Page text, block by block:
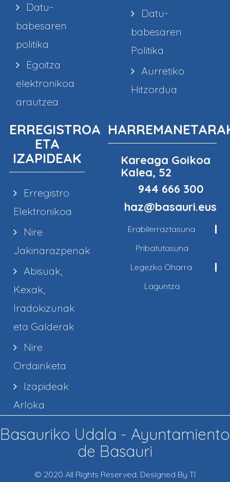
Datu-
babesaren
politika
Egoitza
elektronikoa
arautzea
Datu-
babesaren
Politika
Aurretiko
Hitzordua
ERREGISTROA
ETA
IZAPIDEAK
Erregistro
Elektronikoa
Nire
Jakinarazpenak
Abisuak,
Kexak,
Iradokizunak
eta Galderak
Nire
Ordainketa
Izapideak
Arloka
Kareaga Goikoa
Kalea, 52
944 666 300
haz@basauri.eus
Erabilerraztasuna
Pribatutasuna
Legezko Oharra
Laguntza
Basauriko Udala - Ayuntamiento
de Basauri
© 2020 All Rights Reserved. Designed By TI